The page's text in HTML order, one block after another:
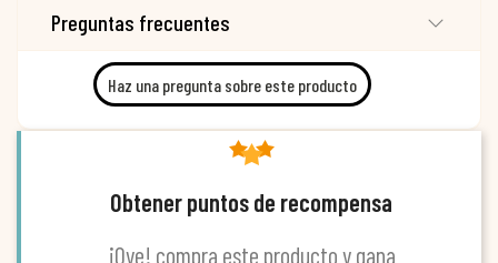
Preguntas frecuentes
Haz una pregunta sobre este producto
Obtener puntos de recompensa
¡Oye! compra este producto y gana